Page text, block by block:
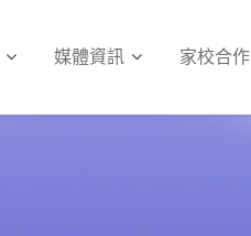
媒體資訊 家校合作